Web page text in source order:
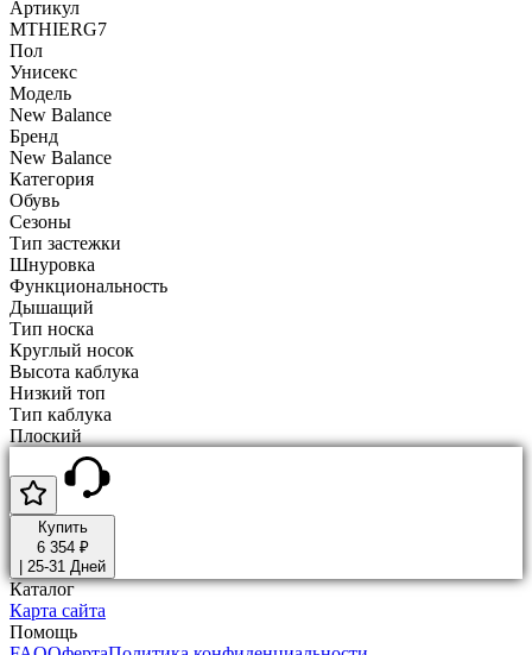
Артикул
MTHIERG7
Пол
Унисекс
Модель
New Balance
Бренд
New Balance
Категория
Обувь
Сезоны
Тип застежки
Шнуровка
Функциональность
Дышащий
Тип носка
Круглый носок
Высота каблука
Низкий топ
Тип каблука
Плоский
Купить
6 354 ₽
25-31 Дней
Каталог
Карта сайта
Помощь